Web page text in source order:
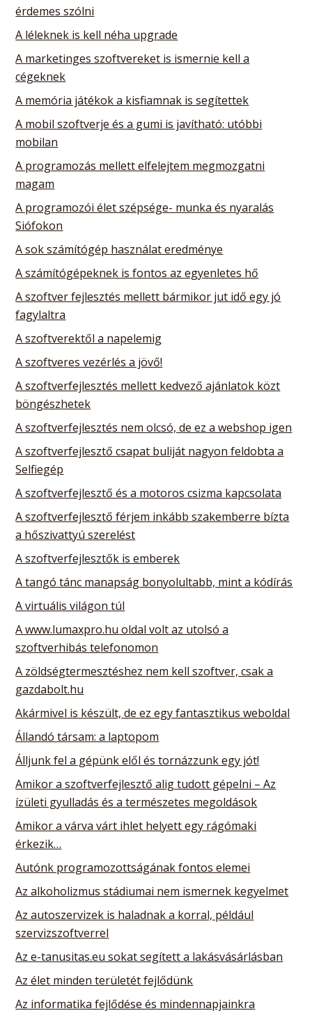
érdemes szólni
A léleknek is kell néha upgrade
A marketinges szoftvereket is ismernie kell a
cégeknek
A memória játékok a kisfiamnak is segítettek
A mobil szoftverje és a gumi is javítható: utóbbi
mobilan
A programozás mellett elfelejtem megmozgatni
magam
A programozói élet szépsége- munka és nyaralás
Siófokon
A sok számítógép használat eredménye
A számítógépeknek is fontos az egyenletes hő
A szoftver fejlesztés mellett bármikor jut idő egy jó
fagylaltra
A szoftverektől a napelemig
A szoftveres vezérlés a jövő!
A szoftverfejlesztés mellett kedvező ajánlatok közt
böngészhetek
A szoftverfejlesztés nem olcsó, de ez a webshop igen
A szoftverfejlesztő csapat buliját nagyon feldobta a
Selfiegép
A szoftverfejlesztő és a motoros csizma kapcsolata
A szoftverfejlesztő férjem inkább szakemberre bízta
a hőszivattyú szerelést
A szoftverfejlesztők is emberek
A tangó tánc manapság bonyolultabb, mint a kódírás
A virtuális világon túl
A www.lumaxpro.hu oldal volt az utolsó a
szoftverhibás telefonomon
A zöldségtermesztéshez nem kell szoftver, csak a
gazdabolt.hu
Akármivel is készült, de ez egy fantasztikus weboldal
Állandó társam: a laptopom
Álljunk fel a gépünk elől és tornázzunk egy jót!
Amikor a szoftverfejlesztő alig tudott gépelni – Az
ízületi gyulladás és a természetes megoldások
Amikor a várva várt ihlet helyett egy rágómaki
érkezik…
Autónk programozottságának fontos elemei
Az alkoholizmus stádiumai nem ismernek kegyelmet
Az autoszervizek is haladnak a korral, például
szervizszoftverrel
Az e-tanusitas.eu sokat segített a lakásvásárlásban
Az élet minden területét fejlődünk
Az informatika fejlődése és mindennapjainkra